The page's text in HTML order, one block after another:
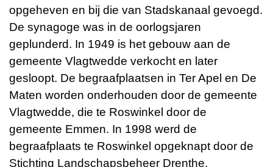
opgeheven en bij die van Stadskanaal gevoegd.
De synagoge was in de oorlogsjaren
geplunderd. In 1949 is het gebouw aan de
gemeente Vlagtwedde verkocht en later
gesloopt. De begraafplaatsen in Ter Apel en De
Maten worden onderhouden door de gemeente
Vlagtwedde, die te Roswinkel door de
gemeente Emmen. In 1998 werd de
begraafplaats te Roswinkel opgeknapt door de
Stichting Landschapsbeheer Drenthe.